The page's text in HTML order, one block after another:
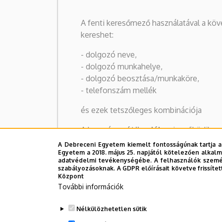
A fenti keresőmező használatával a
kereshet:
- dolgozó neve,
- dolgozó munkahelye,
- dolgozó beosztása/munkaköre,
- telefonszám mellék
és ezek tetszőleges kombinációja
A keresésszótöredékreis működik:
pl. "kancel bács zoltán" keresésre Dr.
Kancellár lesz az egyetlen találat
A Debreceni Egyetem kiemelt fontosságúnak
Egyetem a 2018. május 25. napjától kötelezően
adatvédelmi tevékenységébe. A felhasználók
szabályozásoknak. A GDPR előírásait követve
Központ
További információk
Nélkülözhetetlen sütik